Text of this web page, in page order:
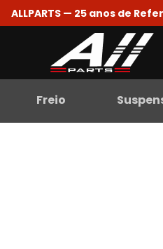
ALLPARTS — 25 anos de
Freio